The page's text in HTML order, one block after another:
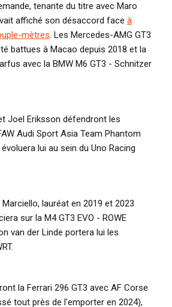
tenante du titre avec Maro
affiché son désaccord face à
mètres. Les Mercedes-AMG GT3
battues à Macao depuis 2018 et la
avec la BMW M6 GT3 - Schnitzer
Joel Eriksson défendront les
Audi Sport Asia Team Phantom
lui au sein du Uno Racing
lauréat en 2019 et 2023
sur la M4 GT3 EVO - ROWE
van der Linde portera lui les
la Ferrari 296 GT3 avec AF Corse
tout près de l'emporter en 2024),